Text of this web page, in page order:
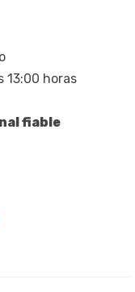
13:00 horas
fiable